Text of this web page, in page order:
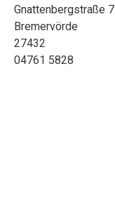
Gnattenbergstraße 7
Bremervörde
27432
04761 5828